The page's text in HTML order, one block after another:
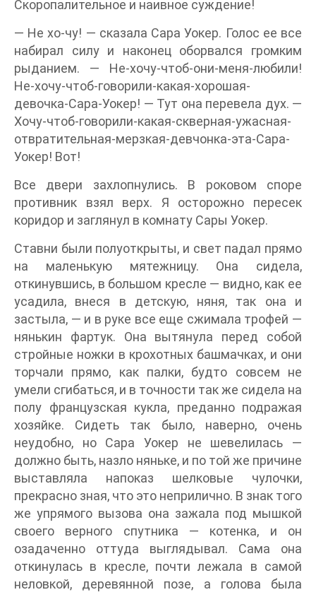
Скоропалительное и наивное суждение!
— Не хо-чу! — сказала Сара Уокер. Голос ее все
набирал силу и наконец оборвался громким
рыданием. — Не-хочу-чтоб-они-меня-любили!
Не-хочу-чтоб-говорили-какая-хорошая-
девочка-Сара-Уокер! — Тут она перевела дух. —
Хочу-чтоб-говорили-какая-скверная-ужасная-
отвратительная-мерзкая-девчонка-эта-Сара-
Уокер! Вот!
Все двери захлопнулись. В роковом споре
противник взял верх. Я осторожно пересек
коридор и заглянул в комнату Сары Уокер.
Ставни были полуоткрыты, и свет падал прямо
на маленькую мятежницу. Она сидела,
откинувшись, в большом кресле — видно, как ее
усадила, внеся в детскую, няня, так она и
застыла, — и в руке все еще сжимала трофей —
нянькин фартук. Она вытянула перед собой
стройные ножки в крохотных башмачках, и они
торчали прямо, как палки, будто совсем не
умели сгибаться, и в точности так же сидела на
полу французская кукла, преданно подражая
хозяйке. Сидеть так было, наверно, очень
неудобно, но Сара Уокер не шевелилась —
должно быть, назло няньке, и по той же причине
выставляла напоказ шелковые чулочки,
прекрасно зная, что это неприлично. В знак того
же упрямого вызова она зажала под мышкой
своего верного спутника — котенка, и он
озадаченно оттуда выглядывал. Сама она
откинулась в кресле, почти лежала в самой
неловкой, деревянной позе, а голова была